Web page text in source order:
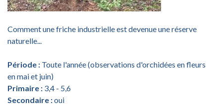
Comment une friche industrielle est devenue une réserve
naturelle...
Période : Toute l'année (observations d'orchidées en fleurs
en mai et juin)
Primaire : 3,4 - 5,6
Secondaire :oui